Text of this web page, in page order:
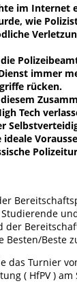
im Internet
wie
die
immer
rücken.
Tech
der
Besten/Beste
das Turnier
( HfPV )